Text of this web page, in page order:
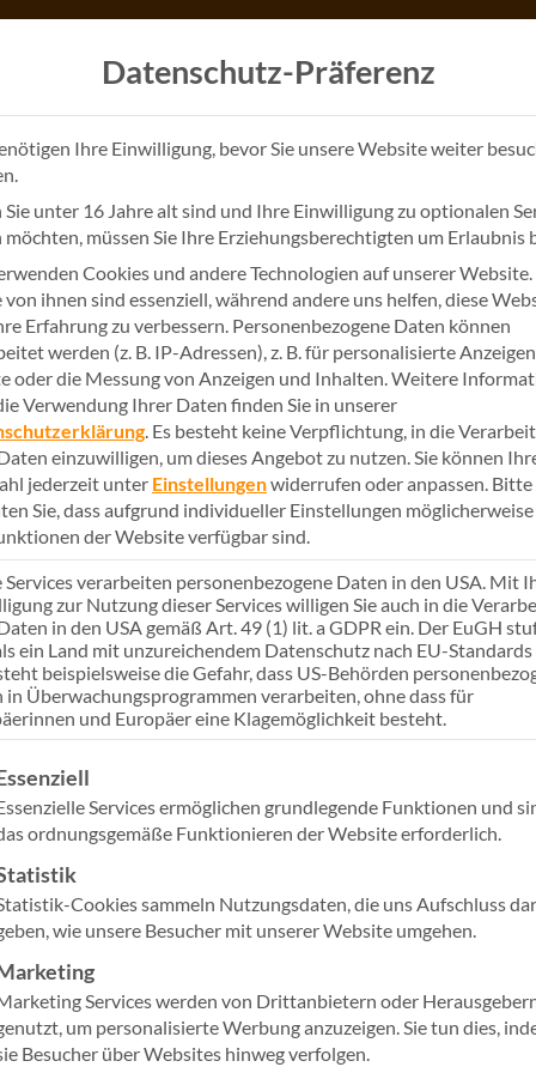
News 27. März
BSI
Link teilen
Sicherheit in der Informationstechnologie (BSI) hat
mehrerer kritischer Schwachstellen beim Betrieb
Deutschland hingewiesen. Mindestens 17.000 Instanzen
ist laut aktueller Untersuchung des BSIs
betriebener Exchange-Server sind ein gefundenes
staatliche Akteure, um Schadsoftware aktiv zu
Ransomware-Angriffe zu starten. Betroffen sind laut
Datenschutz-Präferenz
Ihre Einwilligung, bevor Sie unsere Website weiter
Sie unter 16 Jahre alt sind und Ihre Einwilligung zu optionalen
möchten, müssen Sie Ihre Erziehungsberechtigten um Erlaubnis
Cookies und andere Technologien auf unserer Website.
von ihnen sind essenziell, während andere uns helfen, diese
Erfahrung zu verbessern. Personenbezogene Daten können
werden (z. B. IP-Adressen), z. B. für personalisierte
oder die Messung von Anzeigen und Inhalten.Weitere
Verwendung Ihrer Daten finden Sie in unserer
. Es besteht keine Verpflichtung, in die
einzuwilligen, um dieses Angebot zu nutzen.Sie können
jederzeit unter Einstellungenwiderrufen oder anpassen. Bitte
Sie, dass aufgrund individueller Einstellungen
der Website verfügbar sind.
Services verarbeiten personenbezogene Daten in den USA. Mit
zur Nutzung dieser Services willigen Sie auch in die
in den USA gemäß Art. 49 (1) lit. a GDPR ein. Der EuGH
ein Land mit unzureichendem Datenschutz nach EU-Standards
beispielsweise die Gefahr, dass US-Behörden
in Überwachungsprogrammen verarbeiten, ohne dass für
und Europäer eine Klagemöglichkeit besteht.
eine Liste der Service-Gruppen, für die eine Einwilligung
Services ermöglichen grundlegende Funktionen und
ordnungsgemäße Funktionieren der Website erforderlich.
Cookies sammeln Nutzungsdaten, die uns Aufschluss
wie unsere Besucher mit unserer Website umgehen.
Services werden von Drittanbietern oder
um personalisierte Werbung anzuzeigen. Sie tun dies,
Besucher über Websites hinweg verfolgen.